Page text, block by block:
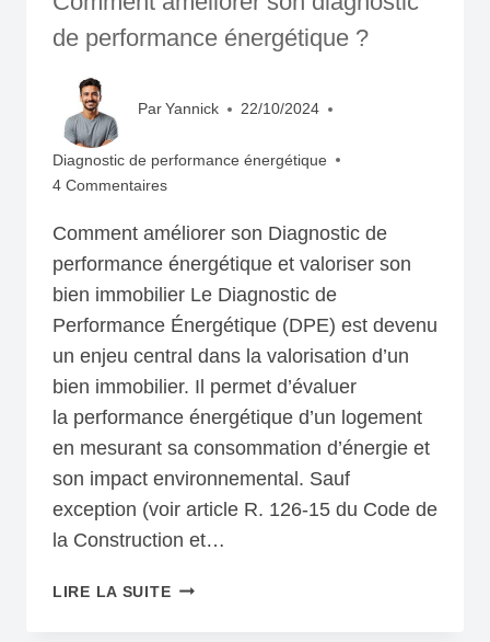
de performance énergétique ?
ParYannick 22/10/2024
Diagnostic de performance énergétique
4 Commentaires
Comment améliorer son Diagnostic de
performance énergétique et valoriser son
bien immobilier Le Diagnostic de
Performance Énergétique (DPE) est devenu
un enjeu central dans la valorisation d’un
bien immobilier. Il permet d’évaluer
la performance énergétique d’un logement
en mesurant sa consommation d’énergie et
son impact environnemental. Sauf
exception (voir article R. 126-15 du Code de
la Construction et…
LIRE LA SUITECOMMENT